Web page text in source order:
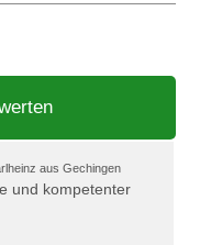
aus Gechingen
und kompetenter